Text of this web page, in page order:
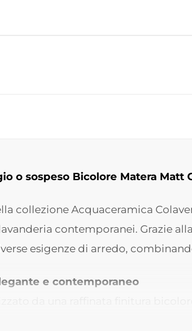
o sospeso Bicolore Matera Matt
collezione Acquaceramica
contemporanei. Grazie
esigenze di arredo,
e contemporaneo